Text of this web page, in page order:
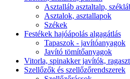
Asztalláb asztaltalp,
Asztalok, asztallapok
Székek
Festékek hajóápolás algagátlás
Tapaszok - javítóanyagok
Javító tömítőanyagok
Vitorla, spinakker javítók,
Szellőzők és szellőzőrendszerek